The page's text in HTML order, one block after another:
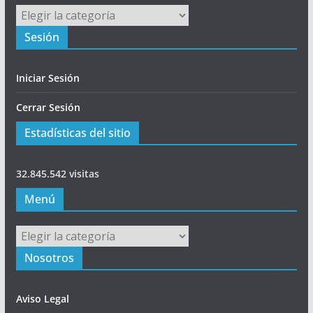
Principal
Sesión
Iniciar Sesión
Cerrar Sesión
Estadísticas del sitio
32.845.542 visitas
Menú
Menú
Nosotros
Aviso Legal